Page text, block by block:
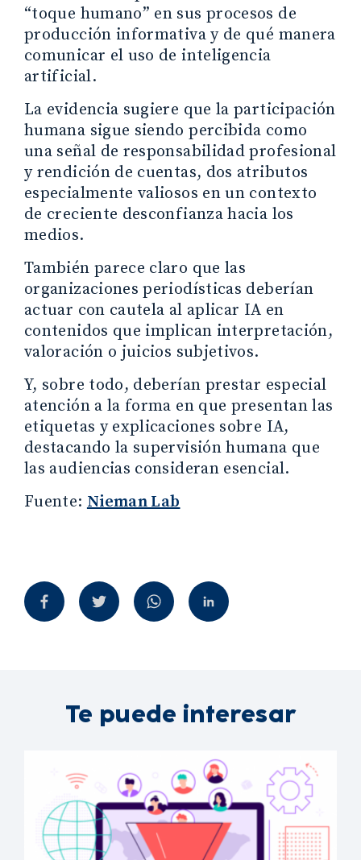
“toque humano” en sus procesos de
producción informativa y de qué manera
comunicar el uso de inteligencia
artificial.
La evidencia sugiere que la participación
humana sigue siendo percibida como
una señal de responsabilidad profesional
y rendición de cuentas, dos atributos
especialmente valiosos en un contexto
de creciente desconfianza hacia los
medios.
También parece claro que las
organizaciones periodísticas deberían
actuar con cautela al aplicar IA en
contenidos que implican interpretación,
valoración o juicios subjetivos.
Y, sobre todo, deberían prestar especial
atención a la forma en que presentan las
etiquetas y explicaciones sobre IA,
destacando la supervisión humana que
las audiencias consideran esencial.
Fuente:Nieman Lab
Te puede interesar